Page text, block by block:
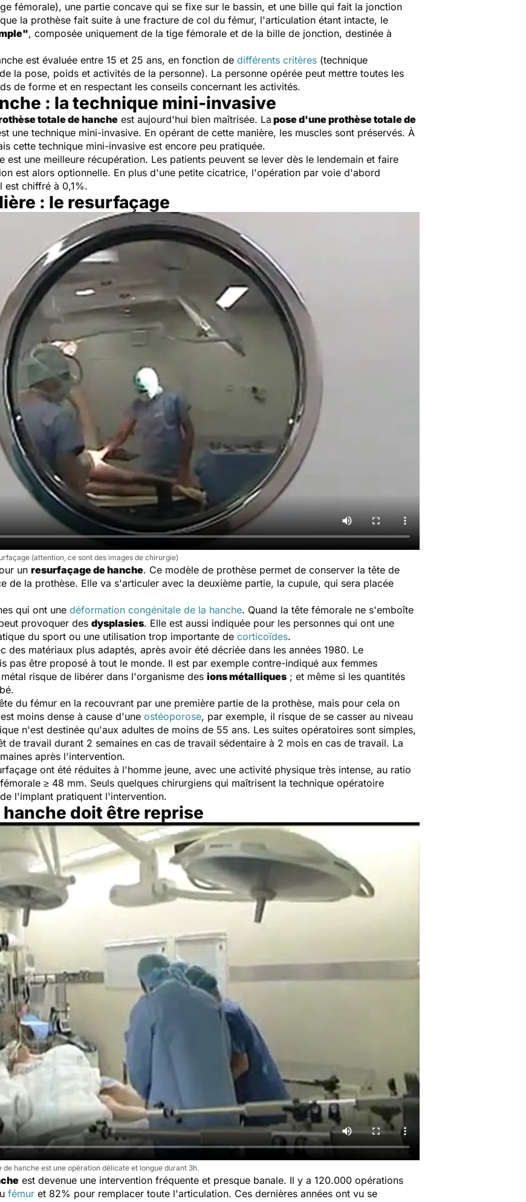
fémorale), une partie concave qui se fixe sur le bassin, et une bille qui fait la jonction
la prothèse fait suite à une fracture de col du fémur, l'articulation étant intacte, le
, composée uniquement de la tige fémorale et de la bille de jonction, destinée à
est évaluée entre 15 et 25 ans, en fonction de différents critères (technique
la pose, poids et activités de la personne). La personne opérée peut mettre toutes les
de forme et en respectant les conseils concernant les activités.
: la technique mini-invasive
totale de hanche est aujourd'hui bien maîtrisée. La pose d'une prothèse totale de
une technique mini-invasive. En opérant de cette manière, les muscles sont préservés. À
cette technique mini-invasive est encore peu pratiquée.
est une meilleure récupération. Les patients peuvent se lever dès le lendemain et faire
est alors optionnelle. En plus d'une petite cicatrice, l'opération par voie d'abord
est chiffré à 0,1%.
: le resurfaçage
(attention, ce sont des images de chirurgie)
un resurfaçage de hanche. Ce modèle de prothèse permet de conserver la tête de
de la prothèse. Elle va s'articuler avec la deuxième partie, la cupule, qui sera placée
qui ont une déformation congénitale de la hanche. Quand la tête fémorale ne s'emboîte
provoquer des dysplasies. Elle est aussi indiquée pour les personnes qui ont une
du sport ou une utilisation trop importante de corticoïdes.
des matériaux plus adaptés, après avoir été décriée dans les années 1980. Le
pas être proposé à tout le monde. Il est par exemple contre-indiqué aux femmes
risque de libérer dans l'organisme des ions métalliques ; et même si les quantités
du fémur en la recouvrant par une première partie de la prothèse, mais pour cela on
moins dense à cause d'une ostéoporose, par exemple, il risque de se casser au niveau
n'est destinée qu'aux adultes de moins de 55 ans. Les suites opératoires sont simples,
de travail durant 2 semaines en cas de travail sédentaire à 2 mois en cas de travail. La
après l'intervention.
ont été réduites à l'homme jeune, avec une activité physique très intense, au ratio
≥ 48 mm. Seuls quelques chirurgiens qui maîtrisent la technique opératoire
l'implant pratiquent l'intervention.
doit être reprise
hanche est une opération délicate et longue durant 3h.
est devenue une intervention fréquente et presque banale. Il y a 120.000 opérations
fémur et 82% pour remplacer toute l'articulation. Ces dernières années ont vu se